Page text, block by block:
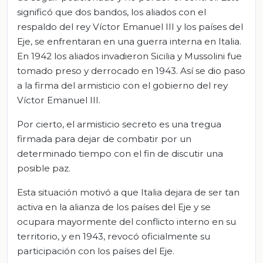
significó que dos bandos, los aliados con el
respaldo del rey Víctor Emanuel III y los países del
Eje, se enfrentaran en una guerra interna en Italia.
En 1942 los aliados invadieron Sicilia y Mussolini fue
tomado preso y derrocado en 1943. Así se dio paso
a la firma del armisticio con el gobierno del rey
Víctor Emanuel III.
Por cierto, el armisticio secreto es una tregua
firmada para dejar de combatir por un
determinado tiempo con el fin de discutir una
posible paz.
Esta situación motivó a que Italia dejara de ser tan
activa en la alianza de los países del Eje y se
ocupara mayormente del conflicto interno en su
territorio, y en 1943, revocó oficialmente su
participación con los países del Eje.